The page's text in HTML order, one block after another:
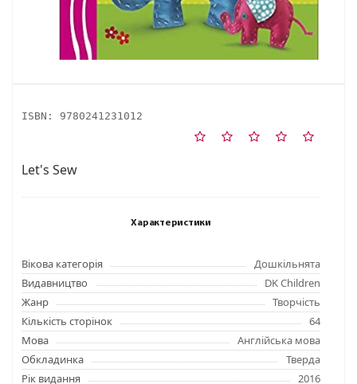
ISBN: 9780241231012
Let's Sew
Характеристики
Вікова категорія
Дошкільнята
Видавництво
DK Children
Жанр
Творчість
Кількість сторінок
64
Мова
Англійська мова
Обкладинка
Тверда
Рік видання
2016